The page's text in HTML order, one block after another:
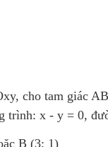
cho tam giác
trình: x - y = 0,
B (3; 1)